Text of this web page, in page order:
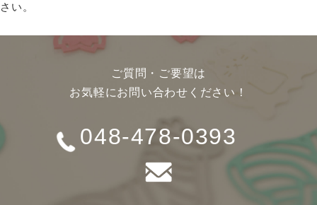
さい。
ご質問・ご要望は
お気軽にお問い合わせください！
048-478-0393